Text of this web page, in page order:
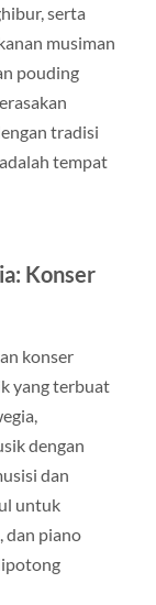
serta
musiman
pouding
tradisi
tempat
Konser
konser
yang terbuat
dengan
dan
untuk
dan piano